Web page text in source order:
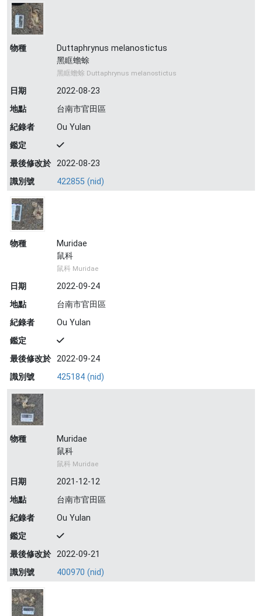
物種
Duttaphrynus melanostictus
黑眶蟾蜍
黑眶蟾蜍 Duttaphrynus melanostictus
日期
2022-08-23
地點
台南市官田區
紀錄者
Ou Yulan
鑑定
最後修改於 2022-08-23
識別號
422855 (nid)
物種
Muridae
鼠科
鼠科 Muridae
日期
2022-09-24
地點
台南市官田區
紀錄者
Ou Yulan
鑑定
最後修改於 2022-09-24
識別號
425184 (nid)
物種
Muridae
鼠科
鼠科 Muridae
日期
2021-12-12
地點
台南市官田區
紀錄者
Ou Yulan
鑑定
最後修改於 2022-09-21
識別號
400970 (nid)